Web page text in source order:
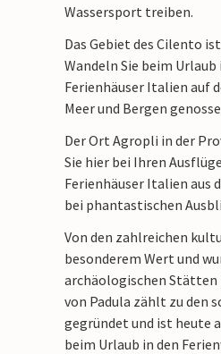
Wassersport treiben.
Das Gebiet des Cilento
Wandeln Sie beim
Ferienhäuser Italien auf
Meer und Bergen
Der Ort Agropli in der
Sie hier bei Ihren
Ferienhäuser Italien aus
bei phantastischen
Von den zahlreichen
besonderem Wert und
archäologischen Stätten
von Padula zählt zu den
gegründet und ist heute
beim Urlaub in den